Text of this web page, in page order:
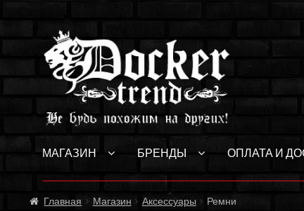
Перейти
к
навигации
Перейти
к
содержимому
МАГАЗИН БРЕНДЫ ОПЛАТА И
Главная Магазин Аксессуары Ремни